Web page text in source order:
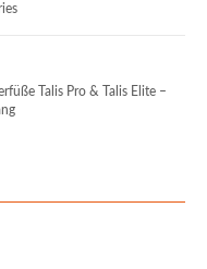
Talis Pro & Talis Elite –